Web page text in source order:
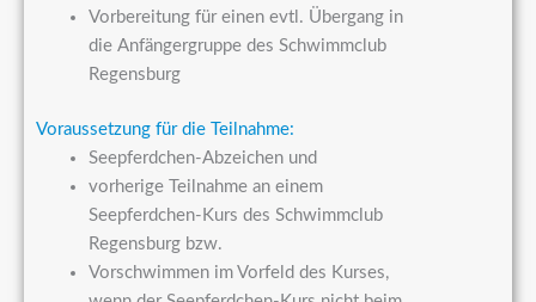
Vorbereitung für einen evtl. Übergang in
die Anfängergruppe des Schwimmclub
Regensburg
Voraussetzung für die Teilnahme:
Seepferdchen-Abzeichen und
vorherige Teilnahme an einem
Seepferdchen-Kurs des Schwimmclub
Regensburg bzw.
Vorschwimmen im Vorfeld des Kurses,